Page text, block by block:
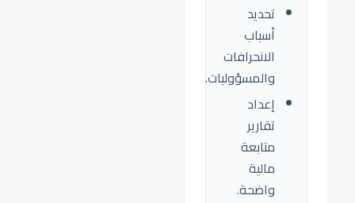
تحديد
أسباب
الانحرافات
والمسؤوليات.
إعداد
تقارير
متابعة
مالية
واضحة.